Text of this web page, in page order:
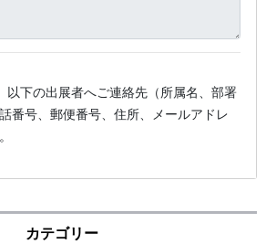
カテゴリー
以下の出展者へご連絡先（所属名、部署
番号、郵便番号、住所、メールアドレ